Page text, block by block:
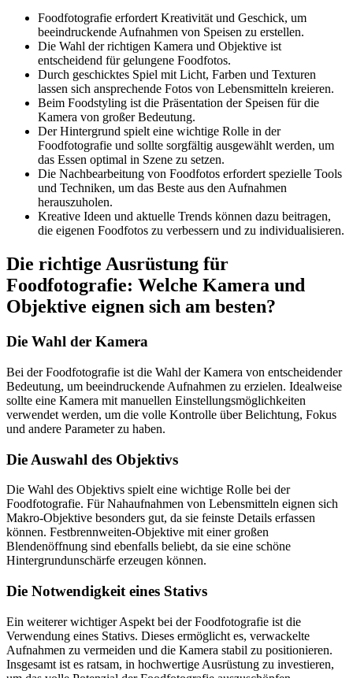
Foodfotografie erfordert Kreativität und Geschick, um
beeindruckende Aufnahmen von Speisen zu erstellen.
Die Wahl der richtigen Kamera und Objektive ist
entscheidend für gelungene Foodfotos.
Durch geschicktes Spiel mit Licht, Farben und Texturen
lassen sich ansprechende Fotos von Lebensmitteln kreieren.
Beim Foodstyling ist die Präsentation der Speisen für die
Kamera von großer Bedeutung.
Der Hintergrund spielt eine wichtige Rolle in der
Foodfotografie und sollte sorgfältig ausgewählt werden, um
das Essen optimal in Szene zu setzen.
Die Nachbearbeitung von Foodfotos erfordert spezielle Tools
und Techniken, um das Beste aus den Aufnahmen
herauszuholen.
Kreative Ideen und aktuelle Trends können dazu beitragen,
die eigenen Foodfotos zu verbessern und zu individualisieren.
Die richtige Ausrüstung für
Foodfotografie: Welche Kamera und
Objektive eignen sich am besten?
Die Wahl der Kamera
Bei der Foodfotografie ist die Wahl der Kamera von entscheidender
Bedeutung, um beeindruckende Aufnahmen zu erzielen. Idealweise
sollte eine Kamera mit manuellen Einstellungsmöglichkeiten
verwendet werden, um die volle Kontrolle über Belichtung, Fokus
und andere Parameter zu haben.
Die Auswahl des Objektivs
Die Wahl des Objektivs spielt eine wichtige Rolle bei der
Foodfotografie. Für Nahaufnahmen von Lebensmitteln eignen sich
Makro-Objektive besonders gut, da sie feinste Details erfassen
können. Festbrennweiten-Objektive mit einer großen
Blendenöffnung sind ebenfalls beliebt, da sie eine schöne
Hintergrundunschärfe erzeugen können.
Die Notwendigkeit eines Stativs
Ein weiterer wichtiger Aspekt bei der Foodfotografie ist die
Verwendung eines Stativs. Dieses ermöglicht es, verwackelte
Aufnahmen zu vermeiden und die Kamera stabil zu positionieren.
Insgesamt ist es ratsam, in hochwertige Ausrüstung zu investieren,